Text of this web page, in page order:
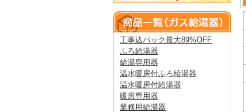
工事込パック最大89%OFF
ふろ給湯器
給湯専用器
温水暖房付ふろ給湯器
温水暖房付給湯器
暖房専用器
業務用給湯器